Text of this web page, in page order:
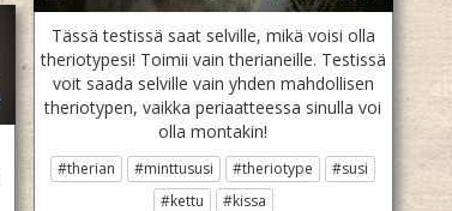
Tässä testissä saat selville, mikä voisi olla
theriotypesi! Toimii vain therianeille. Testissä
voit saada selville vain yhden mahdollisen
theriotypen, vaikka periaatteessa sinulla voi
olla montakin!
#therian #minttususi #theriotype
#susi
#kettu
#kissa